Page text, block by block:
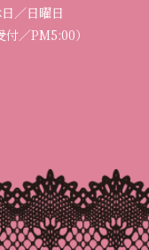
／日曜日
付／PM5:00）